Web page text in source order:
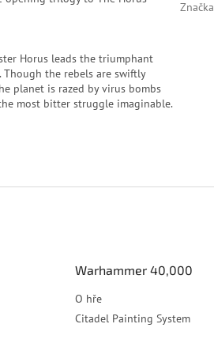
Horus leads the triumphant
the rebels are swiftly
planet is razed by virus bombs
most bitter struggle imaginable.
Značka
Warhammer 40,000
O hře
Citadel Painting System